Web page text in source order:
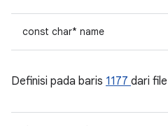
const char* name
Definisi pada baris 1177 dari file